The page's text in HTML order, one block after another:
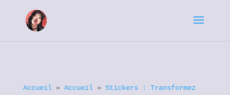
Accueil» Accueil» Stickers : Transformez